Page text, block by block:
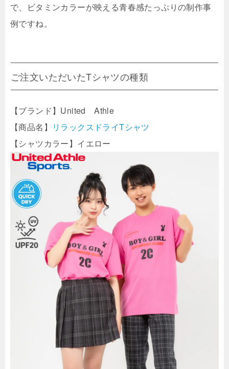
で、ビタミンカラーが映える青春感たっぷりの制作事
例ですね。
ご注文いただいたTシャツの種類
【ブランド】United Athle
【商品名】 リラックスドライTシャツ
【シャツカラー】イエロー